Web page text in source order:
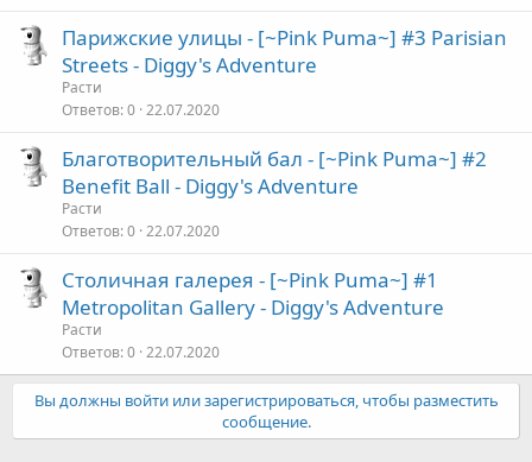
Парижские улицы - [~Pink Puma~] #3 Parisian
Streets - Diggy's Adventure
Расти
Ответов 0 22.07.2020
Благотворительный бал - [~Pink Puma~] #2
Benefit Ball - Diggy's Adventure
Расти
Ответов 0 22.07.2020
Столичная галерея - [~Pink Puma~] #1
Metropolitan Gallery - Diggy's Adventure
Расти
Ответов 0 22.07.2020
Вы должны войти или зарегистрироваться, чтобы разместить
сообщение.